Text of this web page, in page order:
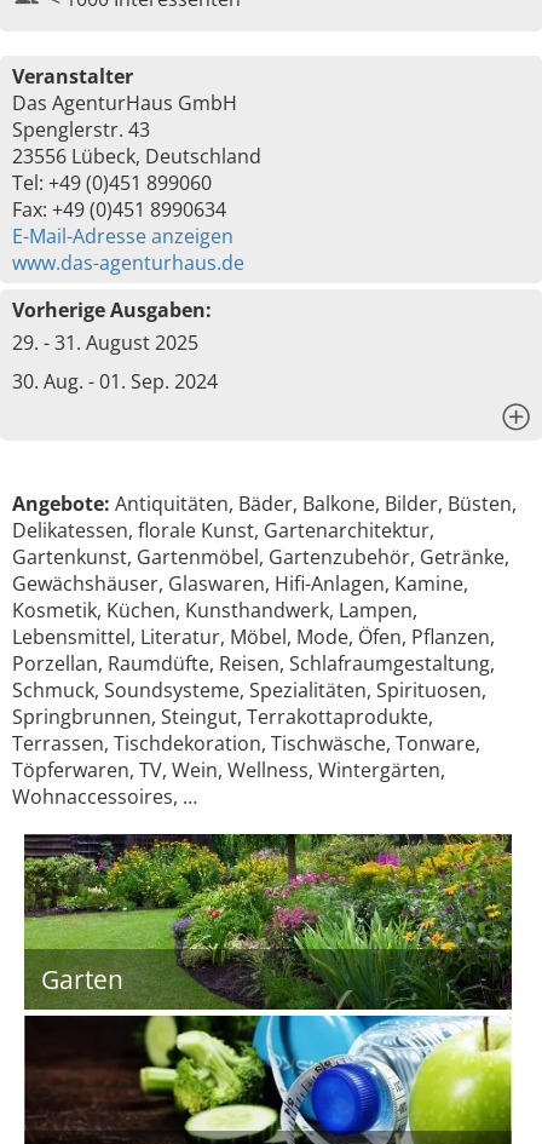
Veranstalter
Das AgenturHaus GmbH
Spenglerstr. 43
23556 Lübeck, Deutschland
Tel: +49 (0)451 899060
Fax: +49 (0)451 8990634
E-Mail-Adresse anzeigen
www.das-agenturhaus.de
Vorherige Ausgaben:
29. - 31. August 2025
30. Aug. - 01. Sep. 2024
Angebote: Antiquitäten, Bäder, Balkone, Bilder, Büsten,
Delikatessen, florale Kunst, Gartenarchitektur,
Gartenkunst, Gartenmöbel, Gartenzubehör, Getränke,
Gewächshäuser, Glaswaren, Hifi-Anlagen, Kamine,
Kosmetik, Küchen, Kunsthandwerk, Lampen,
Lebensmittel, Literatur, Möbel, Mode, Öfen, Pflanzen,
Porzellan, Raumdüfte, Reisen, Schlafraumgestaltung,
Schmuck, Soundsysteme, Spezialitäten, Spirituosen,
Springbrunnen, Steingut, Terrakottaprodukte,
Terrassen, Tischdekoration, Tischwäsche, Tonware,
Töpferwaren, TV, Wein, Wellness, Wintergärten,
Wohnaccessoires, …
Garten